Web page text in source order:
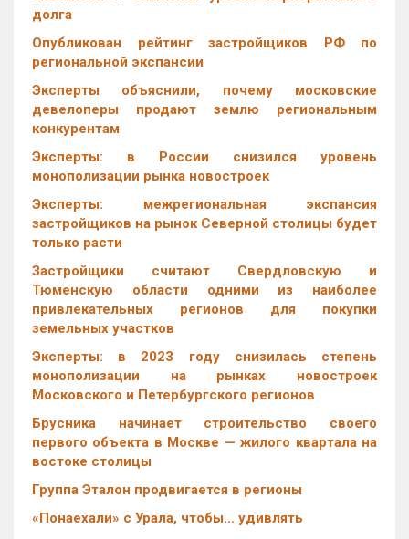
долга
Опубликован рейтинг застройщиков РФ по
региональной экспансии
Эксперты объяснили, почему московские
девелоперы продают землю региональным
конкурентам
Эксперты: в России снизился уровень
монополизации рынка новостроек
Эксперты: межрегиональная экспансия
застройщиков на рынок Северной столицы будет
только расти
Застройщики считают Свердловскую и
Тюменскую области одними из наиболее
привлекательных регионов для покупки
земельных участков
Эксперты: в 2023 году снизилась степень
монополизации на рынках новостроек
Московского и Петербургского регионов
Брусника начинает строительство своего
первого объекта в Москве — жилого квартала на
востоке столицы
Группа Эталон продвигается в регионы
«Понаехали» с Урала, чтобы… удивлять